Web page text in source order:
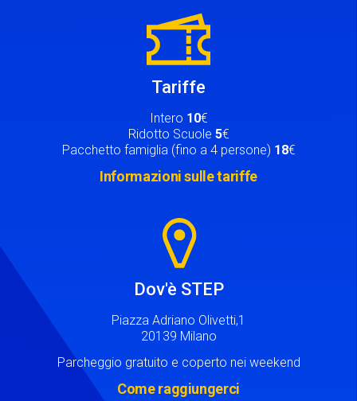
Tariffe
Intero 10€
Ridotto Scuole 5€
Pacchetto famiglia (fino a 4 persone) 18€
Informazioni sulle tariffe
Dov'è STEP
Piazza Adriano Olivetti,1
20139 Milano
Parcheggio gratuito e coperto nei weekend
Come raggiungerci